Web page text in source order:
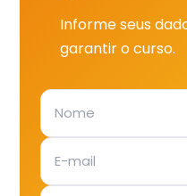
Informe seus
garantir o curso.